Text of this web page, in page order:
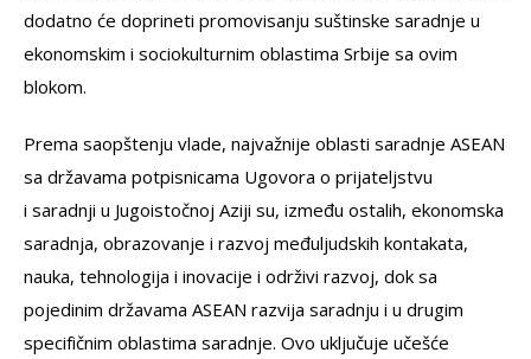
dodatno će doprineti promovisanju suštinske saradnje u
ekonomskim i sociokulturnim oblastima Srbije sa ovim
blokom.
Prema saopštenju vlade, najvažnije oblasti saradnje ASEAN
sa državama potpisnicama Ugovora o prijateljstvu
i saradnji u Jugoistočnoj Aziji su, između ostalih, ekonomska
saradnja, obrazovanje i razvoj međuljudskih kontakata,
nauka, tehnologija i inovacije i održivi razvoj, dok sa
pojedinim državama ASEAN razvija saradnju i u drugim
specifičnim oblastima saradnje. Ovo uključuje učešće